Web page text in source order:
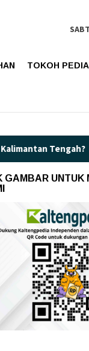
TOKOH PEDIA
Kaget!
GAMBAR UNTUK